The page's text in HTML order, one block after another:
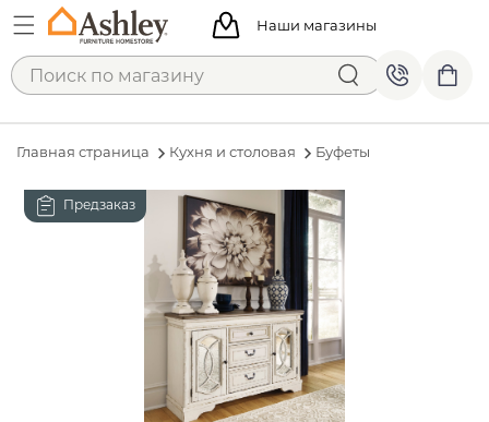
Наши магазины
Главная страница Кухня и столовая Буфеты
Предзаказ